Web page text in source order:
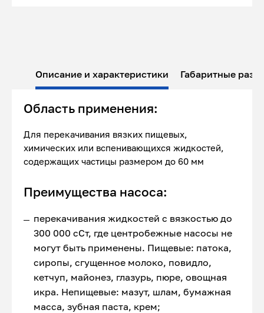
Описание и характеристики Габаритные
Область применения:
Для перекачивания вязких пищевых,
химических или вспенивающихся жидкостей,
содержащих частицы размером до 60 мм
Преимущества насоса:
перекачивания жидкостей с вязкостью до
300 000 сСт, где центробежные насосы не
могут быть применены. Пищевые: патока,
сиропы, сгущенное молоко, повидло,
кетчуп, майонез, глазурь, пюре, овощная
икра. Непищевые: мазут, шлам, бумажная
масса, зубная паста, крем;